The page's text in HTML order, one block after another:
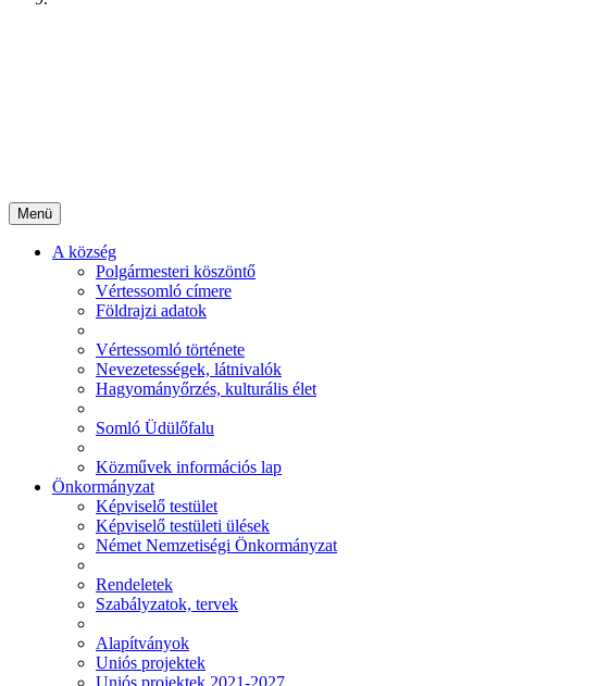
Menü
A község
Polgármesteri köszöntő
Vértessomló címere
Földrajzi adatok
Vértessomló története
Nevezetességek, látnivalók
Hagyományőrzés, kulturális élet
Somló Üdülőfalu
Közművek információs lap
Önkormányzat
Képviselő testület
Képviselő testületi ülések
Német Nemzetiségi Önkormányzat
Rendeletek
Szabályzatok, tervek
Alapítványok
Uniós projektek
Uniós projektek 2021-2027